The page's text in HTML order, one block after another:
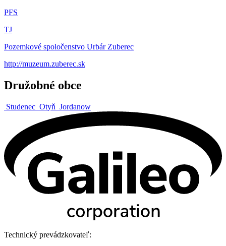
PFS
TJ
Pozemkové spoločenstvo Urbár Zuberec
http://muzeum.zuberec.sk
Družobné obce
Studenec Otyň Jordanow
Technický prevádzkovateľ: